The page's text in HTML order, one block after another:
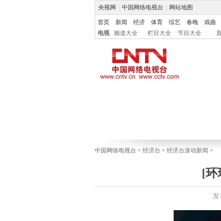
央视网 中国网络电视台 网站地图
首页 新闻 经济 体育 综艺 春晚
戏曲
电视
频道大全 栏目大全 节目大全
中国网络电视台 > 经济台 > 经济台滚动新闻 >
[环